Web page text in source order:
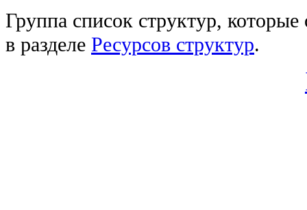
Группа список структур,
в разделе Ресурсов структур.